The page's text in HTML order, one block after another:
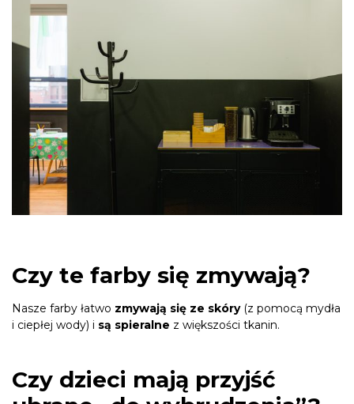
Czy te farby się zmywają?
Nasze farby łatwo zmywają się ze skóry(z pomocą mydła
i ciepłej wody) i są spieralne z większości tkanin.
Czy dzieci mają przyjść